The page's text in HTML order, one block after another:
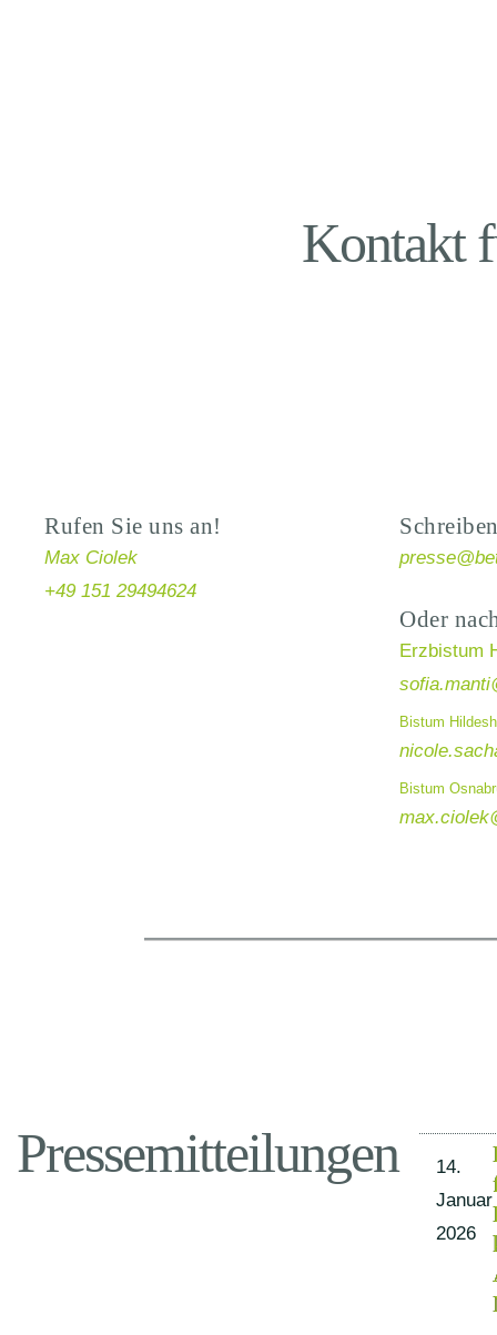
Kontakt
Rufen Sie uns an!
Max Ciolek
+49 151 29494624
Oder
Erzbistum
Bistum
Bistum
Pressemitteilungen
14.
Januar
2026